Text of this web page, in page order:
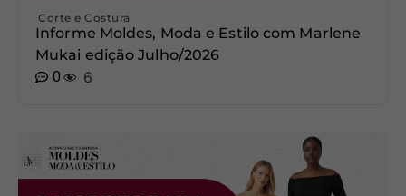
Corte e Costura
Informe Moldes, Moda e Estilo com Marlene
Mukai edição Julho/2026
0
6